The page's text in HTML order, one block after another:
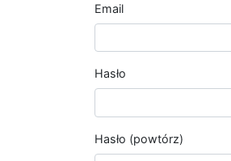
Email
Hasło
Hasło (powtórz)